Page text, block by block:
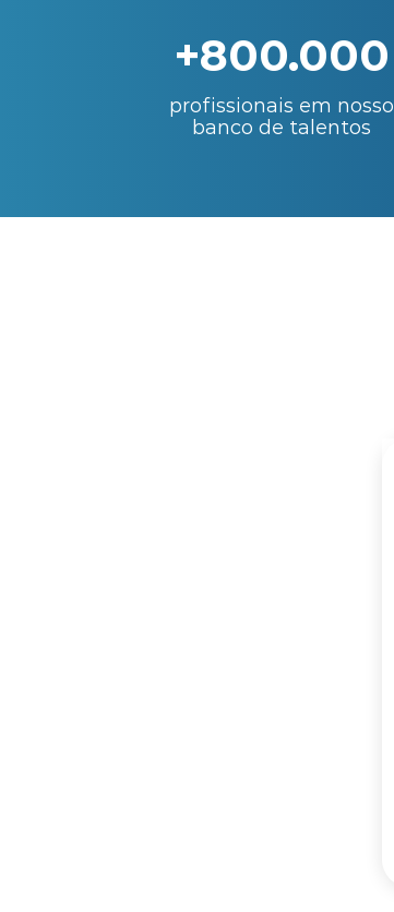
+800.000
profissionais em nosso
banco de talentos